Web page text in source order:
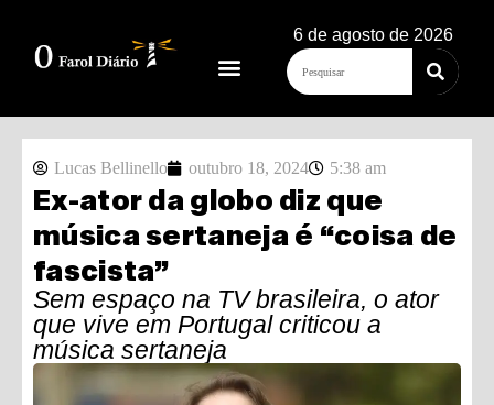
6 de agosto de 2026
Lucas Bellinello outubro 18, 2024 5:38 am
Ex-ator da globo diz que
música sertaneja é “coisa de
fascista”
Sem espaço na TV brasileira, o ator
que vive em Portugal criticou a
música sertaneja